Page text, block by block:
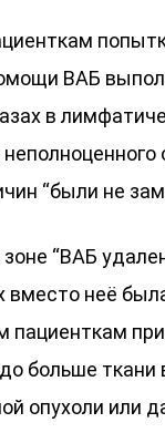
ВАБ
в
“были не
“ВАБ
вместо неё
пациенткам
больше ткани
опухоли или